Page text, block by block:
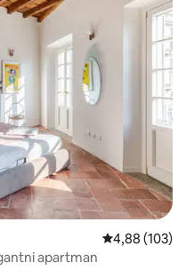
Prosječna
4,88 (103)
apartman